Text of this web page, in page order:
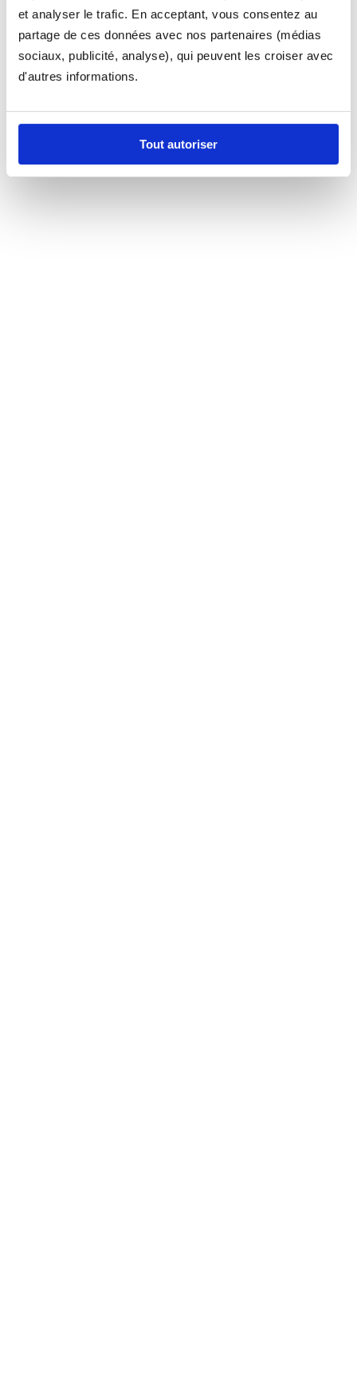
et analyser le trafic. En acceptant, vous consentez au
partage de ces données avec nos partenaires (médias
sociaux, publicité, analyse), qui peuvent les croiser avec
d'autres informations.
Tout autoriser